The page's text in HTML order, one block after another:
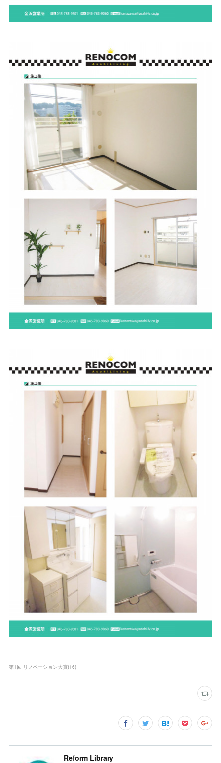
第1回 リノベーション大賞(16)
Reform Library